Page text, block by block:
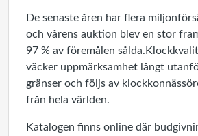
De senaste åren har flera
och vårens auktion blev en stor
97 % av föremålen
väcker uppmärksamhet långt
gränser och följs av
från hela världen.
Katalogen finns online där